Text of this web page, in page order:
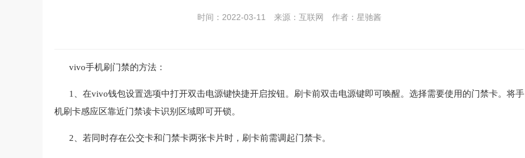
时间：2022-03-11 来源：互联网 作者：星驰酱
vivo手机刷门禁的方法：
1、在vivo钱包设置选项中打开双击电源键快捷开启按钮。刷卡前双击电源键即可唤醒。选择需要使用的门禁卡。将手
机刷卡感应区靠近门禁读卡识别区域即可开锁。
2、若同时存在公交卡和门禁卡两张卡片时，刷卡前需调起门禁卡。